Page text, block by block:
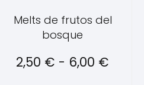
Melts de frutos del
bosque
2,50 € - 6,00 €
se
pueden
en